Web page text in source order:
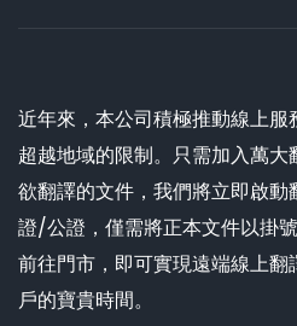
近年來，本公司積極推動線上
超越地域的限制。只需加入萬大
欲翻譯的文件，我們將立即啟
證/公證，僅需將正本文件以掛
前往門市，即可實現遠端線上
戶的寶貴時間。